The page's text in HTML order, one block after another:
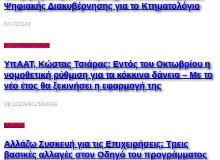
Ψηφιακής Διακυβέρνησης για το Κτηματολόγιο
03/10/2024
ΑΓΡΟΤΙΚΆΕΛΛΆΔΑ
ΥπΑΑΤ, Κώστας Τσιάρας: Εντός του Οκτωβρίου η
νομοθετική ρύθμιση για τα κόκκινα δάνεια – Με το
νέο έτος θα ξεκινήσει η εφαρμογή της
01/10/202401/10/2024
ΕΛΛΆΔΑ
Αλλάζω Συσκευή για τις Επιχειρήσεις: Τρεις
βασικές αλλαγές στον Οδηγό του προγράμματος